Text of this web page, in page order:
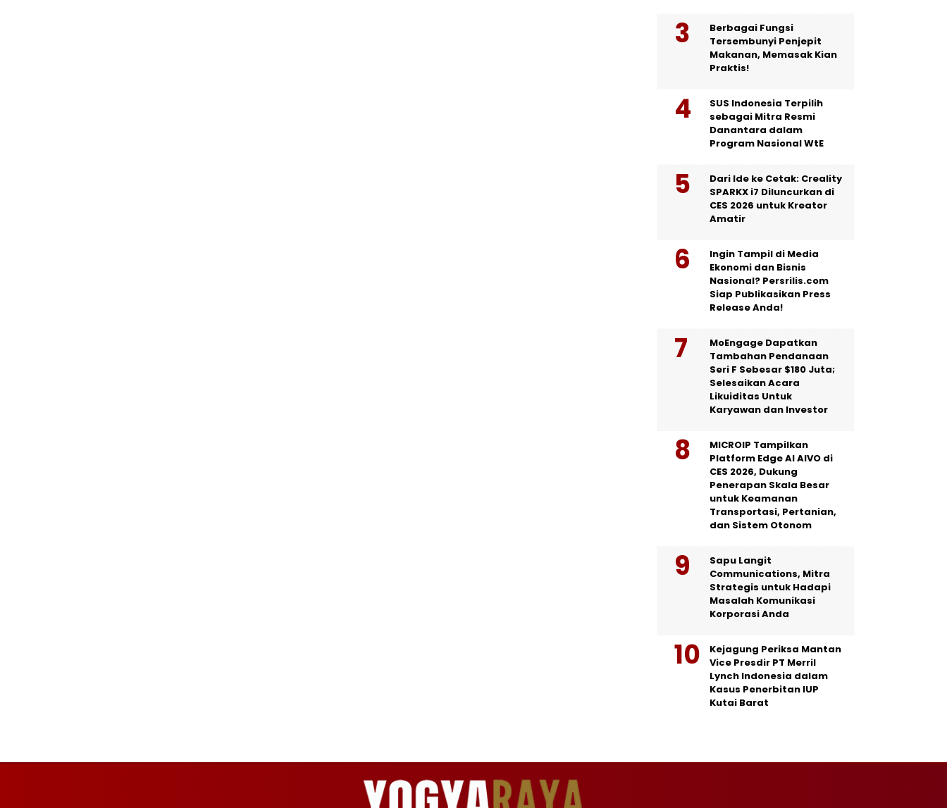
Berbagai Fungsi
Tersembunyi Penjepit
Makanan, Memasak Kian
Praktis!
SUS Indonesia Terpilih
sebagai Mitra Resmi
Danantara dalam
Program Nasional WtE
Dari Ide ke Cetak: Creality
SPARKX i7 Diluncurkan di
CES 2026 untuk Kreator
Amatir
Ingin Tampil di Media
Ekonomi dan Bisnis
Nasional? Persrilis.com
Siap Publikasikan Press
Release Anda!
MoEngage Dapatkan
Tambahan Pendanaan
Seri F Sebesar $180 Juta;
Selesaikan Acara
Likuiditas Untuk
Karyawan dan Investor
MICROIP Tampilkan
Platform Edge AI AIVO di
CES 2026, Dukung
Penerapan Skala Besar
untuk Keamanan
Transportasi, Pertanian,
dan Sistem Otonom
Sapu Langit
Communications, Mitra
Strategis untuk Hadapi
Masalah Komunikasi
Korporasi Anda
Kejagung Periksa Mantan
Vice Presdir PT Merril
Lynch Indonesia dalam
Kasus Penerbitan IUP
Kutai Barat